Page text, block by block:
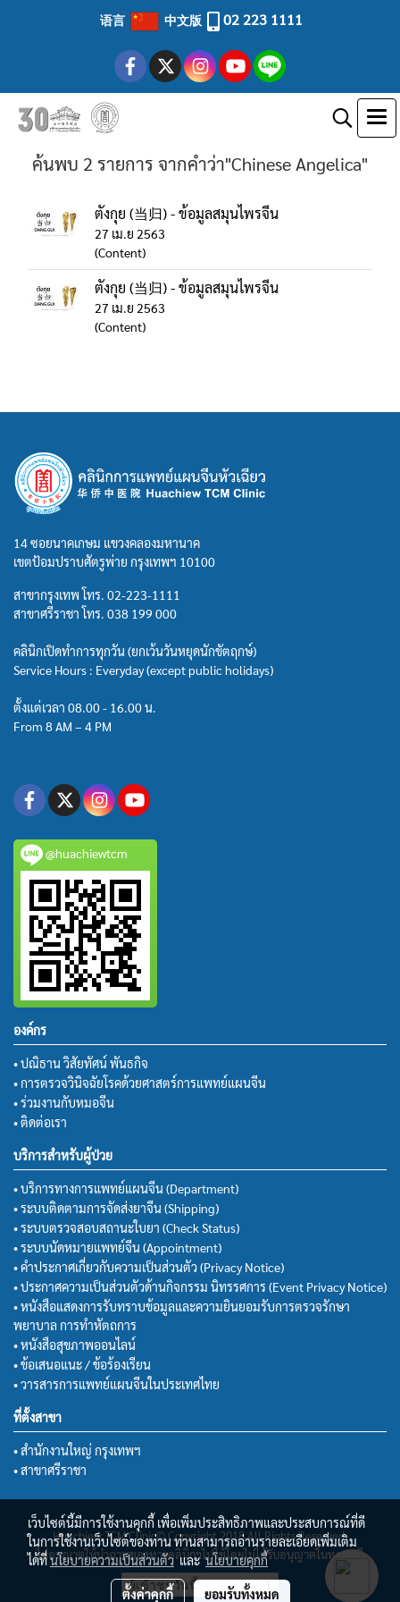
语言 中文版 02 223 1111
ค้นพบ 2 รายการ จากคำว่า"Chinese Angelica"
ตังกุย (当归) - ข้อมูลสมุนไพรจีน
27 เม.ย 2563
(Content)
ตังกุย (当归) - ข้อมูลสมุนไพรจีน
27 เม.ย 2563
(Content)
14 ซอยนาคเกษม แขวงคลองมหานาค
เขตป้อมปราบศัตรูพ่าย กรุงเทพฯ 10100
สาขากรุงเทพ โทร. 02-223-1111
สาขาศรีราชา โทร. 038 199 000
คลินิกเปิดทำการทุกวัน (ยกเว้นวันหยุดนักขัตฤกษ์)
Service Hours : Everyday (except public holidays)
ตั้งแต่เวลา 08.00 - 16.00 น.
From 8 AM – 4 PM
@huachiewtcm
องค์กร
• ปณิธาน วิสัยทัศน์ พันธกิจ
• การตรวจวินิจฉัยโรคด้วยศาสตร์การแพทย์แผนจีน
• ร่วมงานกับหมอจีน
• ติดต่อเรา
บริการสำหรับผู้ป่วย
• บริการทางการแพทย์แผนจีน (Department)
• ระบบติดตามการจัดส่งยาจีน (Shipping)
• ระบบตรวจสอบสถานะใบยา (Check Status)
• ระบบนัดหมายแพทย์จีน (Appointment)
• คำประกาศเกี่ยวกับความเป็นส่วนตัว (Privacy Notice)
• ประกาศความเป็นส่วนตัวด้านกิจกรรม นิทรรศการ (Event Privacy Notice)
• หนังสือแสดงการรับทราบข้อมูลและความยินยอมรับการตรวจรักษา
พยาบาล การทำหัตถการ
• หนังสือสุขภาพออนไลน์
• ข้อเสนอแนะ / ข้อร้องเรียน
• วารสารการแพทย์แผนจีนในประเทศไทย
ที่ตั้งสาขา
• สำนักงานใหญ่ กรุงเทพฯ
• สาขาศรีราชา
Huachiew TCM Clinic© Copyright 2018 All Rights Reserved.
ไม่อนุญาตให้นำภาพของทางคลินิกฯไปใช้โดยไม่ได้รับอนุญาตในทุกกรณี
ผู้เข้าชมวันนี้ 1
เว็บไซต์นี้มีการใช้งานคุกกี้ เพื่อเพิ่มประสิทธิภาพและประสบการณ์ที่ดี
ในการใช้งานเว็บไซต์ของท่าน ท่านสามารถอ่านรายละเอียดเพิ่มเติม
ได้ที่นโยบายความเป็นส่วนตัวและนโยบายคุกกี้
ตั้งค่าคุกกี้ ยอมรับทั้งหมด